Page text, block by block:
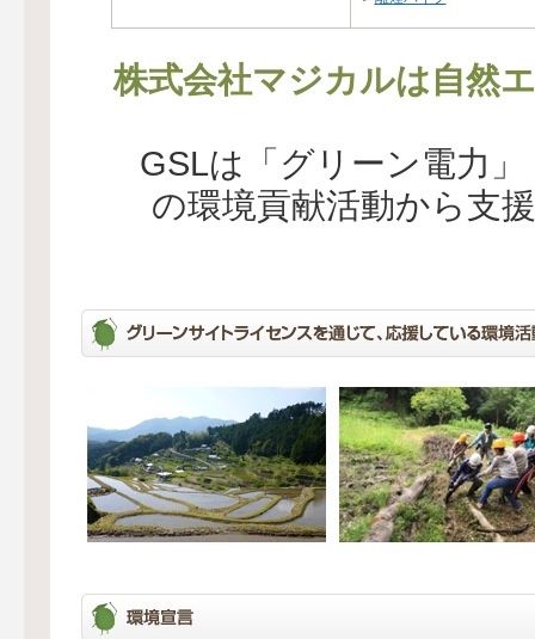
株式会社マジカルは自然
GSLは「グリーン電力
の環境貢献活動から支